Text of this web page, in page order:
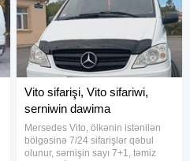
Vito sifarişi, Vito sifariwi,
serniwin dawima
Mersedes Vito, ölkənin istənilən
bölgəsinə 7/24 sifarişlər qəbul
olunur, sərnişin sayı 7+1, təmiz